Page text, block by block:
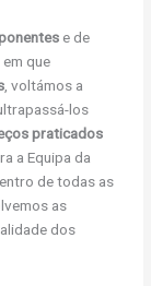
e de
em que
, voltámos a
los
praticados
a Equipa da
de todas as
as
dos